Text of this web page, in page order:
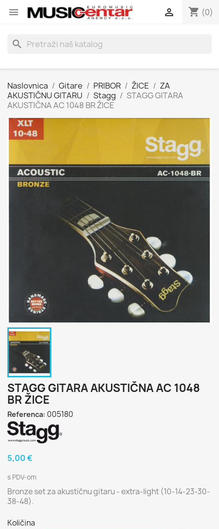
 shopping_cart (0)

search
Naslovnica Gitare PRIBOR ŽICE
ZA
AKUSTIČNU GITARU
Stagg
STAGG GITARA
AKUSTIČNA AC 1048 BR ŽICE
STAGG GITARA AKUSTIČNA AC 1048
BR ŽICE
Referenca: 005180
5,00 €
s PDV-om
Bronze set za akustičnu gitaru - extra-light (10-14-23-30-
38-48).
Količina